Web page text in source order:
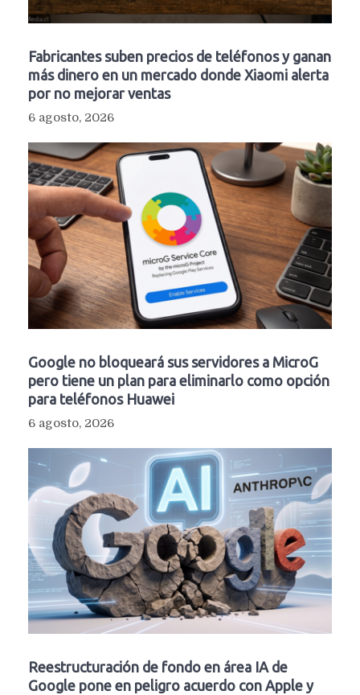
Fabricantes suben precios de teléfonos y ganan
más dinero en un mercado donde Xiaomi alerta
por no mejorar ventas
6 agosto, 2026
Google no bloqueará sus servidores a MicroG
pero tiene un plan para eliminarlo como opción
para teléfonos Huawei
6 agosto, 2026
Reestructuración de fondo en área IA de
Google pone en peligro acuerdo con Apple y